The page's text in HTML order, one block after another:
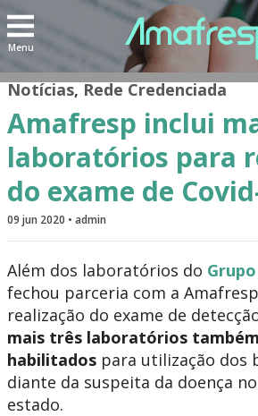
Menu
Notícias,Rede Credenciada
Amafresp inclui
laboratórios para
do exame de
09 jun 2020 • admin
Além dos laboratórios do
fechou parceria com a
realização do exame de
mais três laboratórios
habilitados para utilização dos
diante da suspeita da doença
estado.